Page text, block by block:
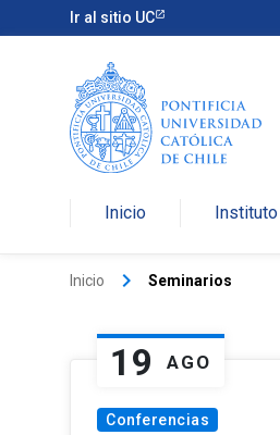
Ir al sitio UC
Inicio Instituto
Inicio keyboard_arrow_right Seminarios
19 AGO
Conferencias